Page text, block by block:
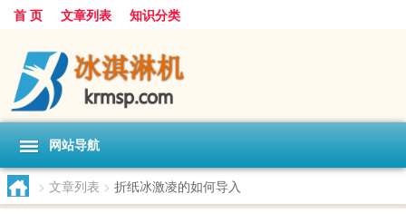
首 页 文章列表 知识分类
网站导航
> 文章列表 > 折纸冰激凌的如何导入